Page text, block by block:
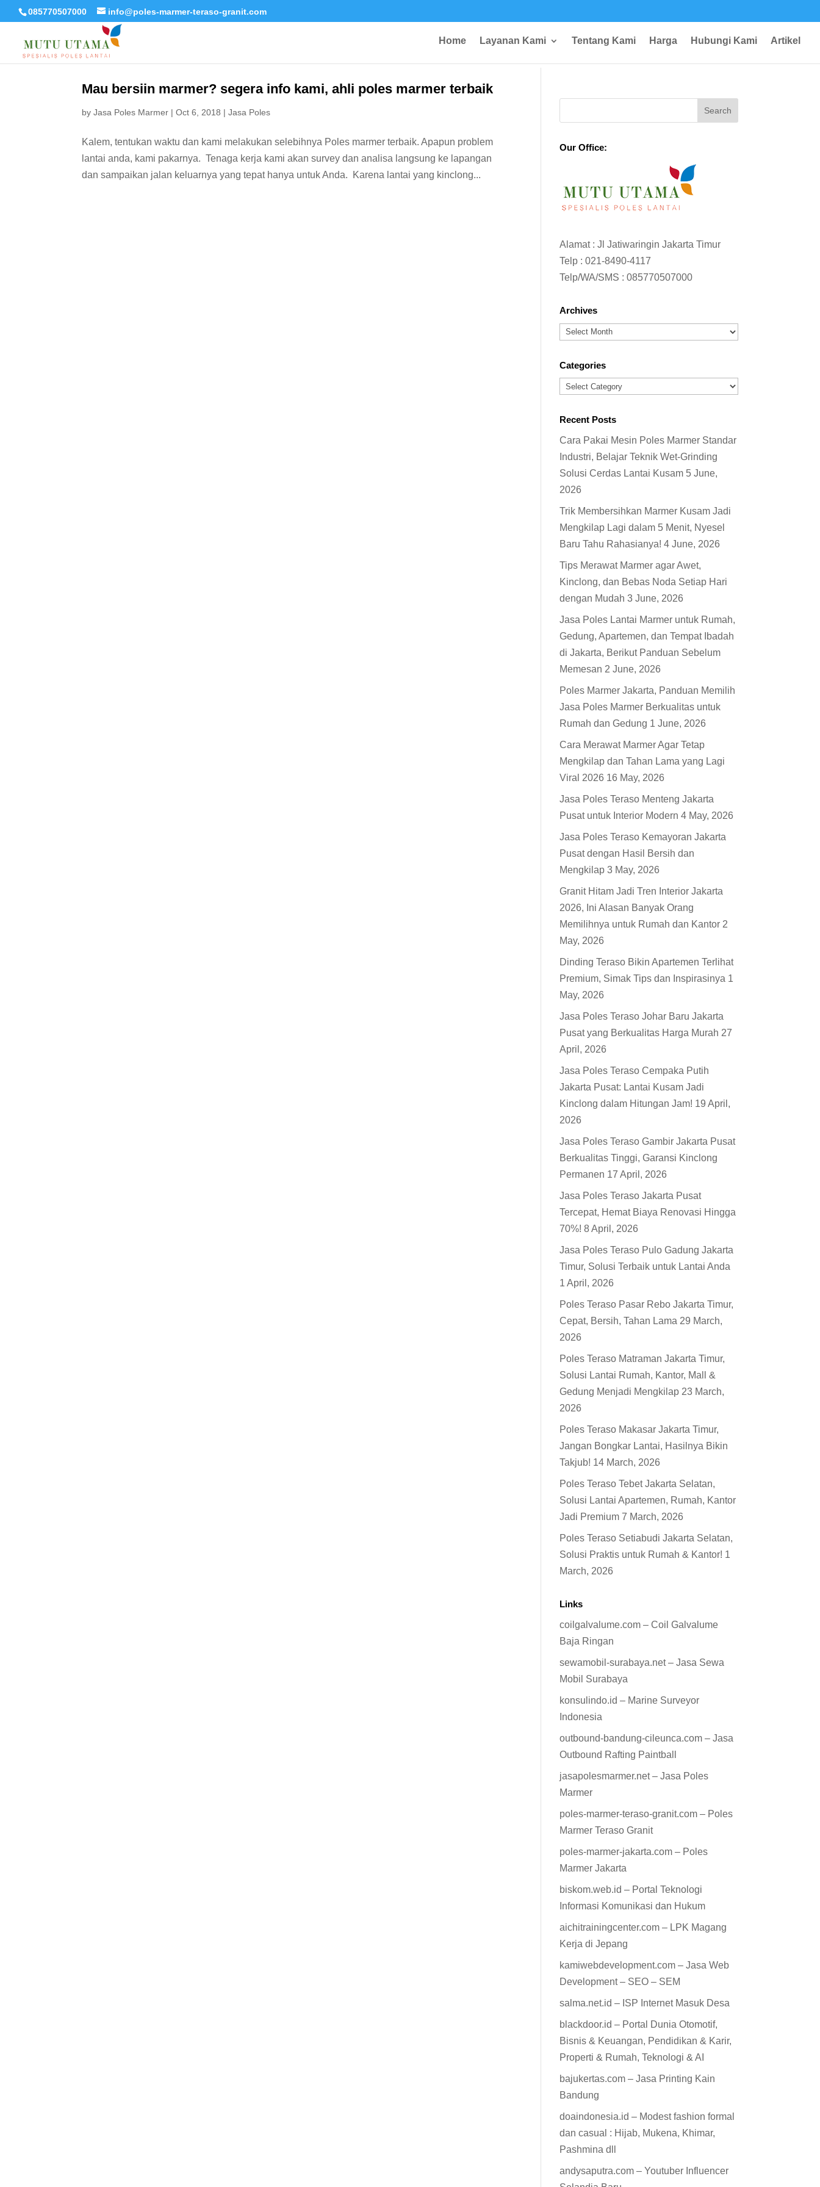
085770507000 info@poles-marmer-teraso-granit.com
Home Layanan Kami Tentang Kami Harga Hubungi Kami Artikel
Mau bersiin marmer? segera info kami, ahli poles marmer terbaik
byJasa Poles Marmer |Oct 6, 2018 |Jasa Poles
Kalem, tentukan waktu dan kami melakukan selebihnya Poles marmer terbaik. Apapun problem
lantai anda, kami pakarnya. Tenaga kerja kami akan survey dan analisa langsung ke lapangan
dan sampaikan jalan keluarnya yang tepat hanya untuk Anda. Karena lantai yang kinclong...
Our Office:
Alamat : Jl Jatiwaringin Jakarta Timur
Telp :021-8490-4117
Telp/WA/SMS :085770507000
Archives
Archives
Categories
Categories
Recent Posts
Cara Pakai Mesin Poles Marmer Standar
Industri, Belajar Teknik Wet-Grinding
Solusi Cerdas Lantai Kusam 5 June,
2026
Trik Membersihkan Marmer Kusam Jadi
Mengkilap Lagi dalam 5 Menit, Nyesel
Baru Tahu Rahasianya! 4 June, 2026
Tips Merawat Marmer agar Awet,
Kinclong, dan Bebas Noda Setiap Hari
dengan Mudah 3 June, 2026
Jasa Poles Lantai Marmer untuk Rumah,
Gedung, Apartemen, dan Tempat Ibadah
di Jakarta, Berikut Panduan Sebelum
Memesan 2 June, 2026
Poles Marmer Jakarta, Panduan Memilih
Jasa Poles Marmer Berkualitas untuk
Rumah dan Gedung 1 June, 2026
Cara Merawat Marmer Agar Tetap
Mengkilap dan Tahan Lama yang Lagi
Viral 2026 16 May, 2026
Jasa Poles Teraso Menteng Jakarta
Pusat untuk Interior Modern 4 May, 2026
Jasa Poles Teraso Kemayoran Jakarta
Pusat dengan Hasil Bersih dan
Mengkilap 3 May, 2026
Granit Hitam Jadi Tren Interior Jakarta
2026, Ini Alasan Banyak Orang
Memilihnya untuk Rumah dan Kantor 2
May, 2026
Dinding Teraso Bikin Apartemen Terlihat
Premium, Simak Tips dan Inspirasinya 1
May, 2026
Jasa Poles Teraso Johar Baru Jakarta
Pusat yang Berkualitas Harga Murah 27
April, 2026
Jasa Poles Teraso Cempaka Putih
Jakarta Pusat: Lantai Kusam Jadi
Kinclong dalam Hitungan Jam! 19 April,
2026
Jasa Poles Teraso Gambir Jakarta Pusat
Berkualitas Tinggi, Garansi Kinclong
Permanen 17 April, 2026
Jasa Poles Teraso Jakarta Pusat
Tercepat, Hemat Biaya Renovasi Hingga
70%! 8 April, 2026
Jasa Poles Teraso Pulo Gadung Jakarta
Timur, Solusi Terbaik untuk Lantai Anda
1 April, 2026
Poles Teraso Pasar Rebo Jakarta Timur,
Cepat, Bersih, Tahan Lama 29 March,
2026
Poles Teraso Matraman Jakarta Timur,
Solusi Lantai Rumah, Kantor, Mall &
Gedung Menjadi Mengkilap 23 March,
2026
Poles Teraso Makasar Jakarta Timur,
Jangan Bongkar Lantai, Hasilnya Bikin
Takjub! 14 March, 2026
Poles Teraso Tebet Jakarta Selatan,
Solusi Lantai Apartemen, Rumah, Kantor
Jadi Premium 7 March, 2026
Poles Teraso Setiabudi Jakarta Selatan,
Solusi Praktis untuk Rumah & Kantor! 1
March, 2026
Links
coilgalvalume.com – Coil Galvalume
Baja Ringan
sewamobil-surabaya.net – Jasa Sewa
Mobil Surabaya
konsulindo.id – Marine Surveyor
Indonesia
outbound-bandung-cileunca.com – Jasa
Outbound Rafting Paintball
jasapolesmarmer.net – Jasa Poles
Marmer
poles-marmer-teraso-granit.com – Poles
Marmer Teraso Granit
poles-marmer-jakarta.com – Poles
Marmer Jakarta
biskom.web.id – Portal Teknologi
Informasi Komunikasi dan Hukum
aichitrainingcenter.com – LPK Magang
Kerja di Jepang
kamiwebdevelopment.com – Jasa Web
Development – SEO – SEM
salma.net.id – ISP Internet Masuk Desa
blackdoor.id – Portal Dunia Otomotif,
Bisnis & Keuangan, Pendidikan & Karir,
Properti & Rumah, Teknologi & AI
bajukertas.com – Jasa Printing Kain
Bandung
doaindonesia.id – Modest fashion formal
dan casual : Hijab, Mukena, Khimar,
Pashmina dll
andysaputra.com – Youtuber Influencer